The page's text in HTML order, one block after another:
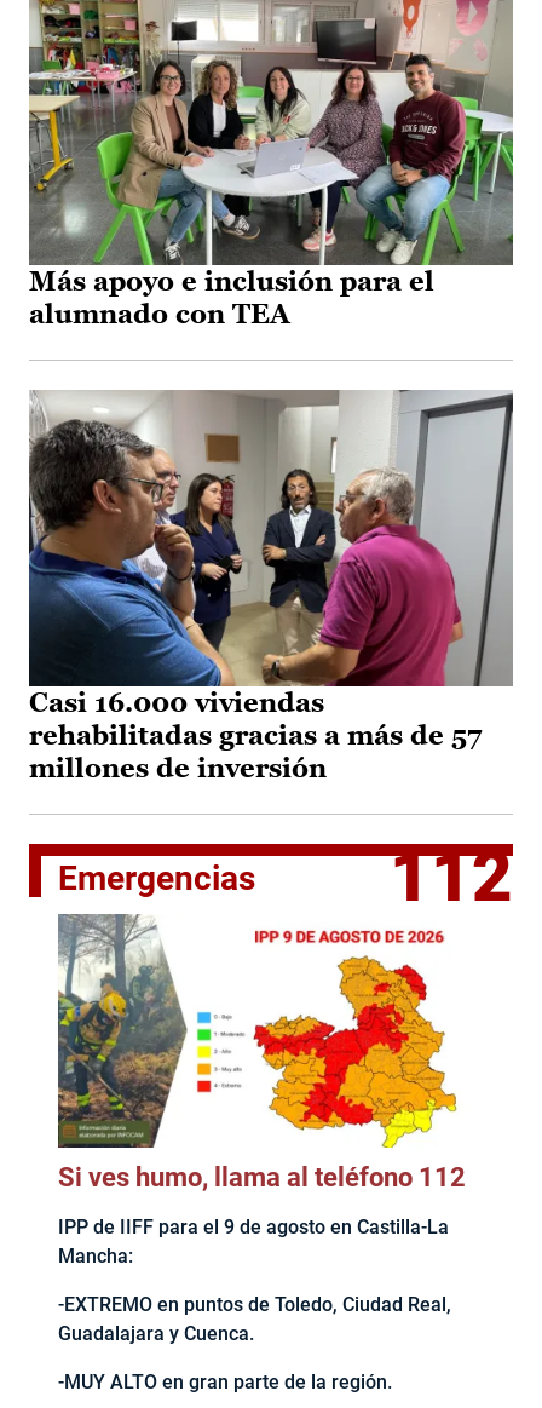
Más apoyo e inclusión para el
alumnado con TEA
Casi 16.000 viviendas
rehabilitadas gracias a más de 57
millones de inversión
Emergencias 112
Si ves humo, llama al teléfono 112
IPP de IIFF para el 9 de agosto en Castilla-La
Mancha:
-EXTREMO en puntos de Toledo, Ciudad Real,
Guadalajara y Cuenca.
-MUY ALTO en gran parte de la región.